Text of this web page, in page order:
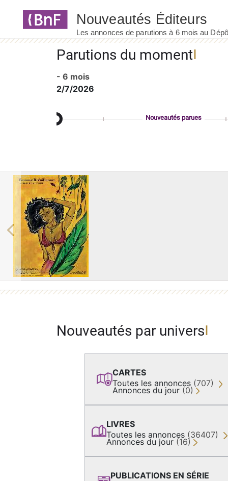
Parutions du moment
- 6 mois
2/7/2026
Nouveautés parues
Previous
Nouveautés par univers
CARTES
Toutes les annonces (707)
Annonces du jour (0)
LIVRES
Toutes les annonces (36407)
Annonces du jour (16)
PUBLICATIONS EN SÉRIE